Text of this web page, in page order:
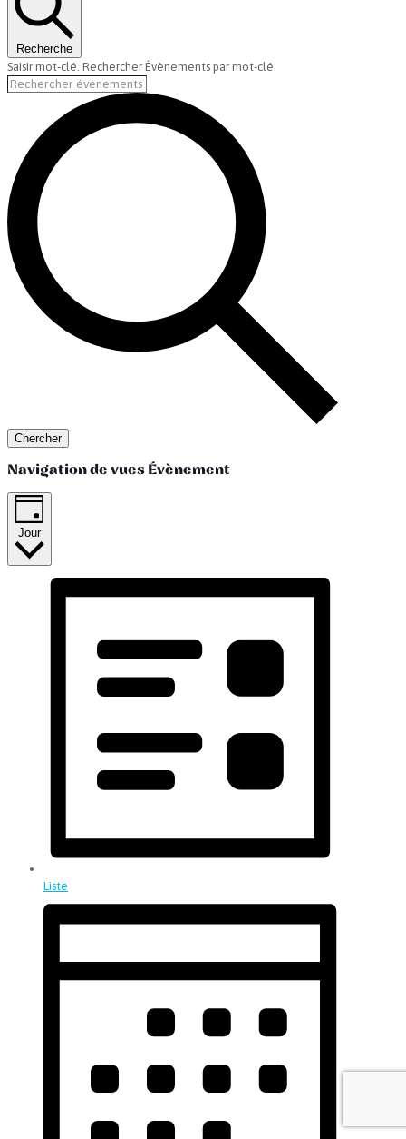
Recherche
Saisir mot-clé. Rechercher Évènements par mot-clé.
Chercher
Navigation de vues Évènement
Jour
Liste